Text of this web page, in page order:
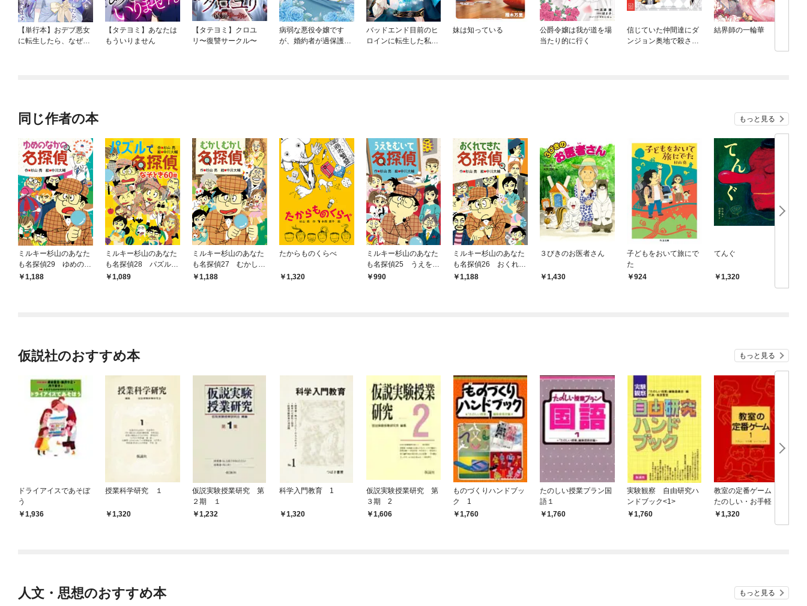
【単行本】おデブ悪女
に転生したら、なぜか
【タテヨミ】あなたは
もういりません
【タテヨミ】クロユ
リ〜復讐サークル〜
病弱な悪役令嬢です
が、婚約者が過保護す
バッドエンド目前のヒ
ロインに転生した私、
妹は知っている
公爵令嬢は我が道を場
当たり的に行く
信じていた仲間達にダ
ンジョン奥地で殺され
結界師の一輪華
同じ作者の本 もっと見る
ミルキー杉山のあなた
も名探偵29 ゆめのな
かの名探偵
1,188
ミルキー杉山のあなた
も名探偵28 パズルで
名探偵 なぞとき60問
1,089
ミルキー杉山のあなた
も名探偵27 むかしむ
かし名探偵
1,188
たからものくらべ
1,320
ミルキー杉山のあなた
も名探偵25 うえをむ
いて名探偵
990
ミルキー杉山のあなた
も名探偵26 おくれて
きた名探偵
1,188
３びきのお医者さん
1,430
子どもをおいて旅にで
た
924
てんぐ
1,320
仮説社のおすすめ本 もっと見る
ドライアイスであそぼ
う
1,936
授業科学研究 １
1,320
仮説実験授業研究 第
２期 １
1,232
科学入門教育 1
1,320
仮説実験授業研究 第
３期 2
1,606
ものづくりハンドブッ
ク 1
1,760
たのしい授業プラン国
語１
1,760
実験観察 自由研究ハ
ンドブック<1>
1,760
教室の定番ゲーム 1
たのしい・お手軽・い
～フンイキ
1,320
人文・思想のおすすめ本 もっと見る